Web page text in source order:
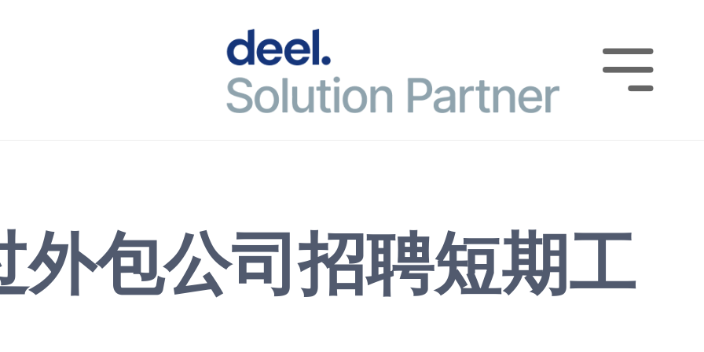

外包公司招聘短期工